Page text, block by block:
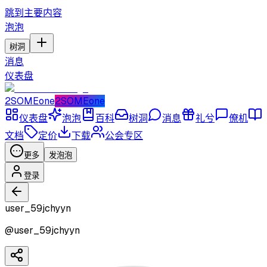
跳到主要内容
泡泡
树洞
消息
仪表盘
2SOMEone2SOMEone
仪表盘
泡泡 百科 树洞 消息 礼兮
僚机
文档
定价 下载 公会专区
更多 发泡泡
登录
user_59jchyyn
@user_59jchyyn